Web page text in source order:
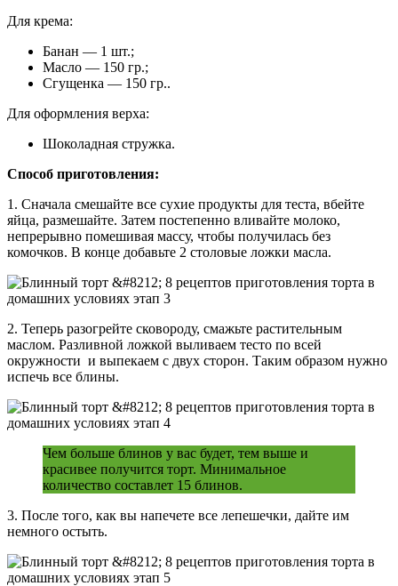
Для крема:
Банан — 1 шт.;
Масло — 150 гр.;
Сгущенка — 150 гр..
Для оформления верха:
Шоколадная стружка.
Способ приготовления:
1. Сначала смешайте все сухие продукты для теста, вбейте
яйца, размешайте. Затем постепенно вливайте молоко,
непрерывно помешивая массу, чтобы получилась без
комочков. В конце добавьте 2 столовые ложки масла.
2. Теперь разогрейте сковороду, смажьте растительным
маслом. Разливной ложкой выливаем тесто по всей
окружности и выпекаем с двух сторон. Таким образом нужно
испечь все блины.
Чем больше блинов у вас будет, тем выше и
красивее получится торт. Минимальное
количество составлет 15 блинов.
3. После того, как вы напечете все лепешечки, дайте им
немного остыть.